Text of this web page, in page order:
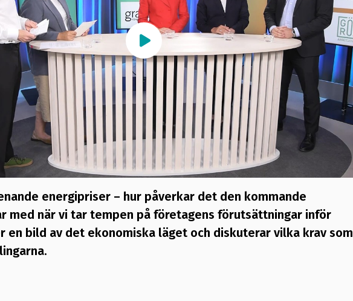
energipriser – hur påverkar det den kommande
med när vi tar tempen på företagens förutsättningar inför
en bild av det ekonomiska läget och diskuterar vilka krav som